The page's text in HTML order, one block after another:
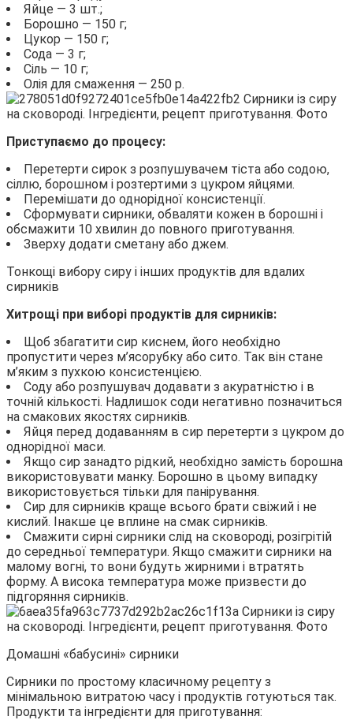
Яйце — 3 шт.;
Борошно — 150 г;
Цукор — 150 г;
Сода — 3 г;
Сіль — 10 г;
Олія для смаження — 250 р.
Приступаємо до процесу:
Перетерти сирок з розпушувачем тіста або содою,
сіллю, борошном і розтертими з цукром яйцями.
Перемішати до однорідної консистенції.
Сформувати сирники, обваляти кожен в борошні і
обсмажити 10 хвилин до повного приготування.
Зверху додати сметану або джем.
Тонкощі вибору сиру і інших продуктів для вдалих
сирників
Хитрощі при виборі продуктів для сирників:
Щоб збагатити сир киснем, його необхідно
пропустити через м’ясорубку або сито. Так він стане
м’яким з пухкою консистенцією.
Соду або розпушувач додавати з акуратністю і в
точній кількості. Надлишок соди негативно позначиться
на смакових якостях сирників.
Яйця перед додаванням в сир перетерти з цукром до
однорідної маси.
Якщо сир занадто рідкий, необхідно замість борошна
використовувати манку. Борошно в цьому випадку
використовується тільки для панірування.
Сир для сирників краще всього брати свіжий і не
кислий. Інакше це вплине на смак сирників.
Смажити сирні сирники слід на сковороді, розігрітій
до середньої температури. Якщо смажити сирники на
малому вогні, то вони будуть жирними і втратять
форму. А висока температура може призвести до
підгоряння сирників.
Домашні «бабусині» сирники
Сирники по простому класичному рецепту з
мінімальною витратою часу і продуктів готуються так.
Продукти та інгредієнти для приготування: